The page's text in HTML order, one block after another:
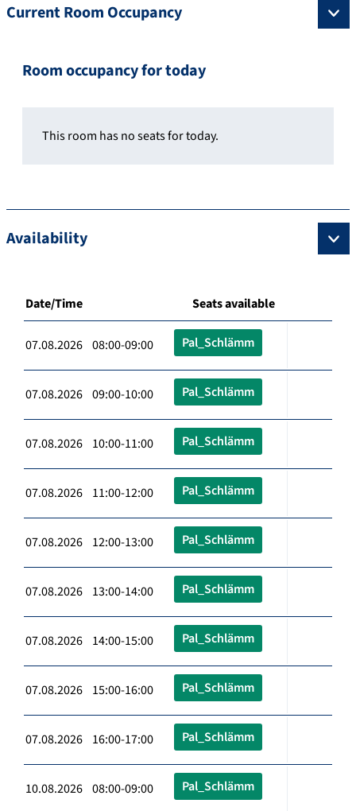
Current Room Occupancy
Room occupancy for today
This room has no seats for today.
Availability
Date/Time Seats available
07.08.2026 08:00-09:00 Pal_Schlämm
07.08.2026 09:00-10:00 Pal_Schlämm
07.08.2026 10:00-11:00 Pal_Schlämm
07.08.2026 11:00-12:00 Pal_Schlämm
07.08.2026 12:00-13:00 Pal_Schlämm
07.08.2026 13:00-14:00 Pal_Schlämm
07.08.2026 14:00-15:00 Pal_Schlämm
07.08.2026 15:00-16:00 Pal_Schlämm
07.08.2026 16:00-17:00 Pal_Schlämm
10.08.2026 08:00-09:00 Pal_Schlämm